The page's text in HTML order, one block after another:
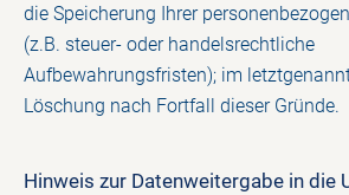
die Speicherung Ihrer
(z.B. steuer- oder handelsrechtliche
Aufbewahrungsfristen); im
Löschung nach Fortfall dieser Gründe.
Hinweis zur Datenweitergabe in die